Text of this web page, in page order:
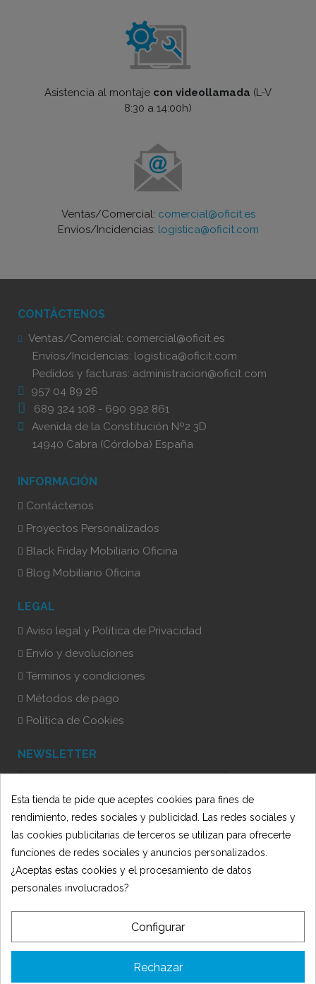
Asistencia al montaje con videollamada (L-V
8:30 a 14:00h)
Ventas/Comercial: comercial@oficit.es
Envíos/Incidencias: logistica@oficit.com
CONTÁCTENOS
Ventas/Comercial: comercial@oficit.es
Envíos/Incidencias: logistica@oficit.com
Pedidos y facturas: administracion@oficit.com
957 04 89 26
689 324 108 - 690 992 861
Avenida de la Constitución Nº2 3D
14940 Cabra (Córdoba) España
INFORMACIÓN
Contáctenos
Proyectos Personalizados
Black Friday Mobiliario Oficina
Blog Mobiliario Oficina
LEGAL
Aviso legal y Política de Privacidad
Envío y devoluciones
Términos y condiciones
Métodos de pago
Política de Cookies
NEWSLETTER
He leído y acepto la Política de Privacidad
© 2025 Oficit - Desarrollado por 🍋
TIENDA OFICIT SLU ha recibido una subvención de la Consejería de
Esta tienda te pide que aceptes cookies para fines de
rendimiento, redes sociales y publicidad. Las redes sociales y
las cookies publicitarias de terceros se utilizan para ofrecerte
funciones de redes sociales y anuncios personalizados.
¿Aceptas estas cookies y el procesamiento de datos
personales involucrados?
Configurar
Rechazar